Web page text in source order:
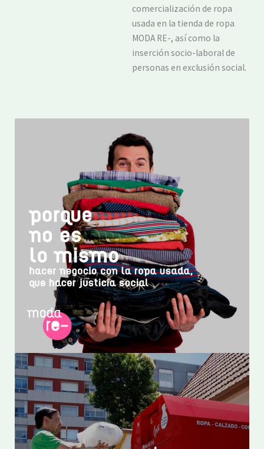
comercialización de ropa
usada en la tienda de ropa
MODA RE-, así como la
inserción socio-laboral de
personas en exclusión social.